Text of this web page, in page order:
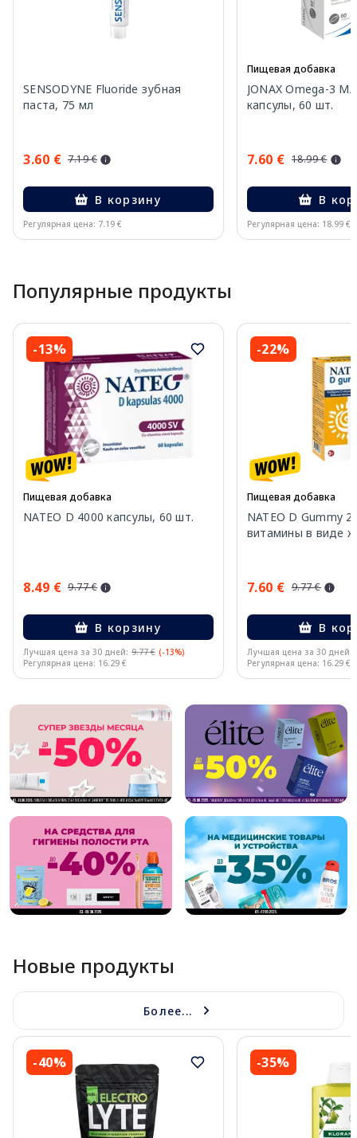
SENSODYNE Fluoride зубная
паста, 75 мл
3.60 € 7.19 €
В корзину
Регулярная цена: 7.19 €
Пищевая добавка
JONAX Omega-3
капсулы, 60 шт.
7.60 € 18.99 €
В
Регулярная цена: 18.99 €
Популярные продукты
-13%
Пищевая добавка
NATEO D 4000 капсулы, 60 шт.
8.49 € 9.77 €
В корзину
Лучшая цена за 30 дней: 9.77 € (-13%)
Регулярная цена: 16.29 €
-22%
Пищевая добавка
NATEO D Gummy
витамины в виде
7.60 € 9.77 €
В
Лучшая цена за 30 дней:
Регулярная цена: 16.29 €
Новые продукты
Более...
-40% -35%